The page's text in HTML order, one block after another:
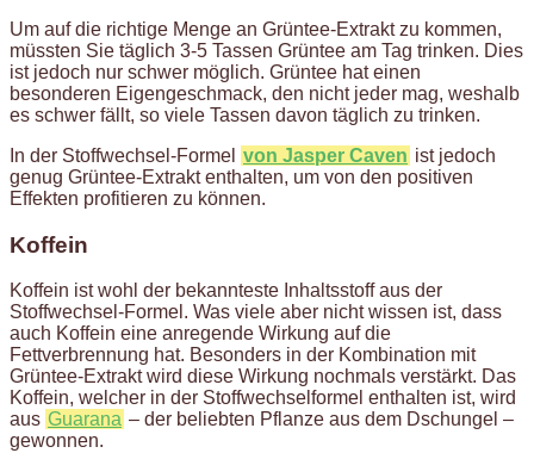
Um auf die richtige Menge an Grüntee-Extrakt zu kommen,
müssten Sie täglich 3-5 Tassen Grüntee am Tag trinken. Dies
ist jedoch nur schwer möglich. Grüntee hat einen
besonderen Eigengeschmack, den nicht jeder mag, weshalb
es schwer fällt, so viele Tassen davon täglich zu trinken.
In der Stoffwechsel-Formel von Jasper Caven ist jedoch
genug Grüntee-Extrakt enthalten, um von den positiven
Effekten profitieren zu können.
Koffein
Koffein ist wohl der bekannteste Inhaltsstoff aus der
Stoffwechsel-Formel. Was viele aber nicht wissen ist, dass
auch Koffein eine anregende Wirkung auf die
Fettverbrennung hat. Besonders in der Kombination mit
Grüntee-Extrakt wird diese Wirkung nochmals verstärkt. Das
Koffein, welcher in der Stoffwechselformel enthalten ist, wird
aus Guarana – der beliebten Pflanze aus dem Dschungel –
gewonnen.